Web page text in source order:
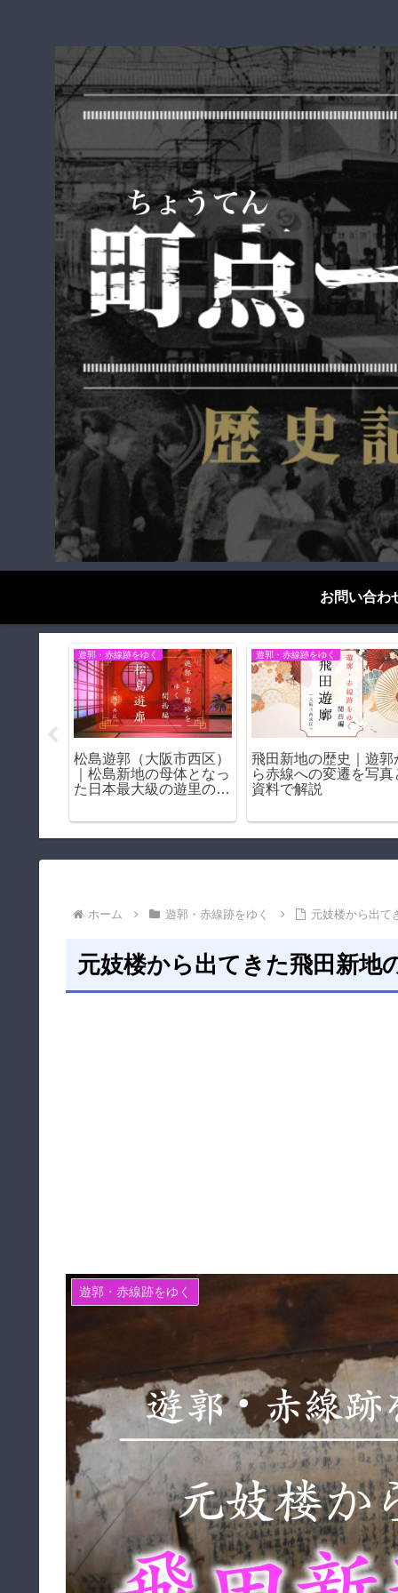
お問い合わ
遊郭・赤線跡をゆく
堺・乳守遊郭（大阪府堺
市）｜遊郭・赤線跡をゆ
く｜
歴史探偵千夜一夜
天王寺駅の怪－天王寺
に残る阪和電鉄の遺構
ち【阪和線歴史紀行】
ホーム 遊郭・赤線跡をゆく 元妓楼から出て
元妓楼から出てきた飛田新地
遊郭・赤線跡をゆく